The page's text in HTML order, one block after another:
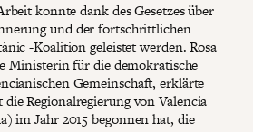
konnte dank des Gesetzes über
und der fortschrittlichen
-Koalition geleistet werden. Rosa
Ministerin für die demokratische
Gemeinschaft, erklärte
Regionalregierung von Valencia
im Jahr 2015 begonnen hat, die